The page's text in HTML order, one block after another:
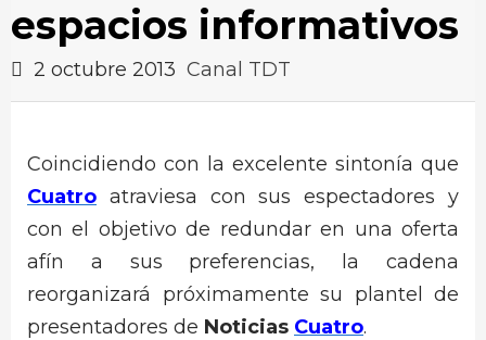
espacios informativos
2 octubre 2013 Canal TDT
Coincidiendo con la excelente sintonía que
Cuatro atraviesa con sus espectadores y
con el objetivo de redundar en una oferta
afín a sus preferencias, la cadena
reorganizará próximamente su plantel de
presentadores de Noticias Cuatro.